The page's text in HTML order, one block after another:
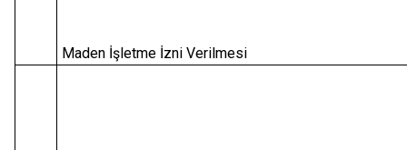
Maden İşletme İzni Verilmesi